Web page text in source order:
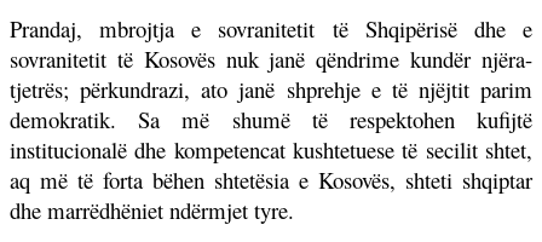
Prandaj, mbrojtja e sovranitetit të Shqipërisë dhe e
sovranitetit të Kosovës nuk janë qëndrime kundër njëra-
tjetrës; përkundrazi, ato janë shprehje e të njëjtit parim
demokratik. Sa më shumë të respektohen kufijtë
institucionalë dhe kompetencat kushtetuese të secilit shtet,
aq më të forta bëhen shtetësia e Kosovës, shteti shqiptar
dhe marrëdhëniet ndërmjet tyre.